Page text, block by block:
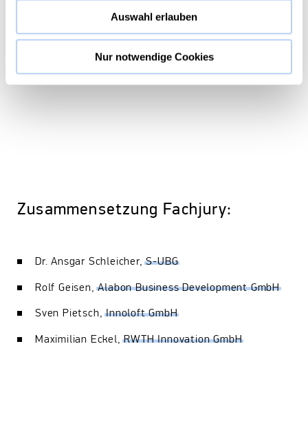
Auswahl erlauben
Nur notwendige Cookies
Zusammensetzung Fachjury:
Dr. Ansgar Schleicher,S-UBG
Rolf Geisen,Alabon Business Development GmbH
Sven Pietsch,Innoloft GmbH
Maximilian Eckel,RWTH Innovation GmbH